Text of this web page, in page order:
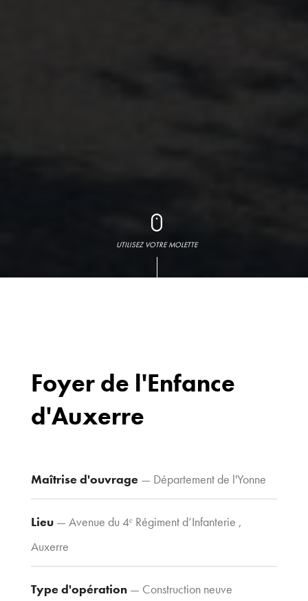
UTILISEZ VOTRE MOLETTE
Foyer de l'Enfance
d'Auxerre
Maîtrise d'ouvrage— Département de l'Yonne
Lieu— Avenue du 4ᵉ Régiment d’Infanterie ,
Auxerre
Type d'opération— Construction neuve
Voir le plan
d’accès
Contacts
Tel : 03 80 30